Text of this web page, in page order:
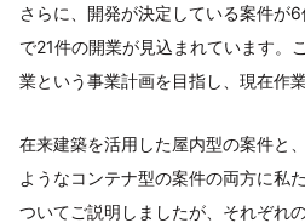
さらに、開発が決定している案件が
で21件の開業が見込まれています。
業という事業計画を目指し、現在作
在来建築を活用した屋内型の案件と
ようなコンテナ型の案件の両方に私
ついてご説明しましたが、それぞれ